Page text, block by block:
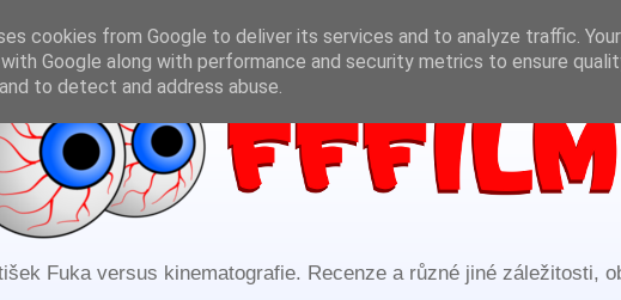
Fuka versus kinematografie. Recenze a různé jiné záležitosti,
cookies from Google to deliver its services and to analyze traffic.
Google along with performance and security metrics to ensure
to detect and address abuse.